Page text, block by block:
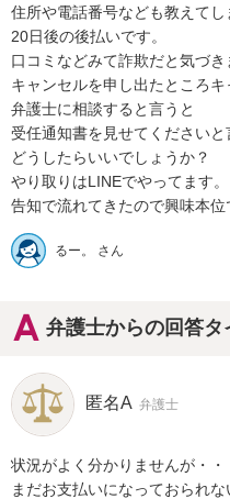
住所や電話番号なども教えてし
20日後の後払いです。
口コミなどみて詐欺だと気づき
キャンセルを申し出たところキ
弁護士に相談すると言うと
受任通知書を見せてくださいと
どうしたらいいでしょうか？
やり取りはLINEでやってます。
告知で流れてきたので興味本位
るー。 さん
弁護士からの回答タ
匿名A 弁護士
状況がよく分かりませんが・・
まだお支払いになっておられ